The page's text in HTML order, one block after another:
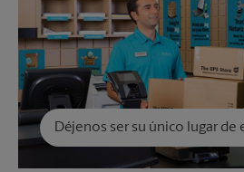
Déjenos ser su único lugar de